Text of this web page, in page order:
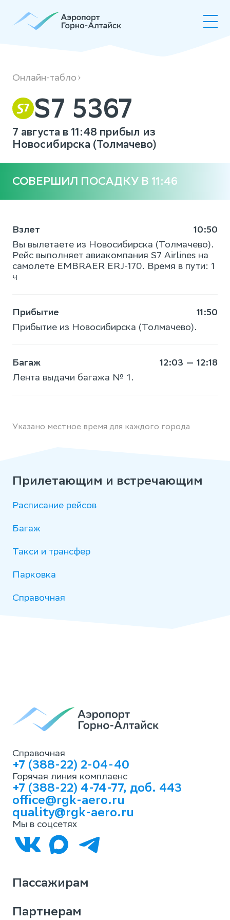
S75367
Онлайн-табло
S7 5367
7 августа в 11:48 прибыл из
Новосибирска (Толмачево)
СОВЕРШИЛ ПОСАДКУ В 11:46
Взлет
10:50
Вы вылетаете из Новосибирска (Толмачево).
Рейс выполняет авиакомпания S7 Airlines на
самолете EMBRAER ERJ-170. Время в пути: 1
ч
Прибытие
11:50
Прибытие из Новосибирска (Толмачево).
Багаж
12:03 — 12:18
Лента выдачи багажа № 1.
Указано местное время для каждого города
Прилетающим и встречающим
Расписание рейсов
Багаж
Такси и трансфер
Парковка
Справочная
Справочная
+7 (388-22) 2-04-40
Горячая линия комплаенс
+7 (388-22) 4-74-77, доб. 443
office@rgk-aero.ru
quality@rgk-aero.ru
Мы в соцсетях
Пассажирам
Партнерам